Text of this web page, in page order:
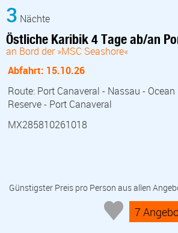
3 Nächte
Östliche Karibik 4 Tage ab/an
an Bord der »MSC Seashore«
Abfahrt: 15.10.26
Route: Port Canaveral - Nassau -
Reserve - Port Canaveral
MX285810261018
Günstigster Preis pro Person aus allen
7